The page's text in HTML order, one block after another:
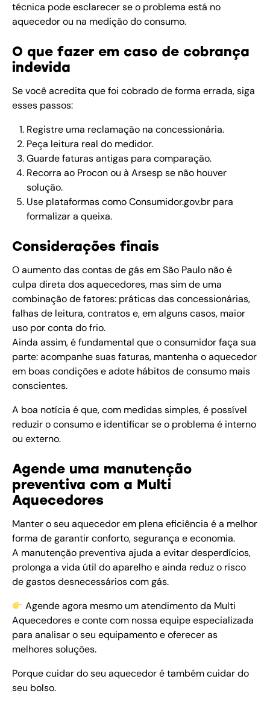
técnica pode esclarecer se o problema está no
aquecedor ou na medição do consumo.
O que fazer em caso de cobrança
indevida
Se você acredita que foi cobrado de forma errada, siga
esses passos:
Registre uma reclamação na concessionária.
Peça leitura real do medidor.
Guarde faturas antigas para comparação.
Recorra ao Procon ou à Arsesp se não houver
solução.
Use plataformas como Consumidor.gov.br para
formalizar a queixa.
Considerações finais
O aumento das contas de gás em São Paulo não é
culpa direta dos aquecedores, mas sim de uma
combinação de fatores: práticas das concessionárias,
falhas de leitura, contratos e, em alguns casos, maior
uso por conta do frio.
Ainda assim, é fundamental que o consumidor faça sua
parte: acompanhe suas faturas, mantenha o aquecedor
em boas condições e adote hábitos de consumo mais
conscientes.
A boa notícia é que, com medidas simples, é possível
reduzir o consumo e identificar se o problema é interno
ou externo.
Agende uma manutenção
preventiva com a Multi
Aquecedores
Manter o seu aquecedor em plena eficiência é a melhor
forma de garantir conforto, segurança e economia.
A manutenção preventiva ajuda a evitar desperdícios,
prolonga a vida útil do aparelho e ainda reduz o risco
de gastos desnecessários com gás.
Agende agora mesmo um atendimento da Multi
Aquecedores e conte com nossa equipe especializada
para analisar o seu equipamento e oferecer as
melhores soluções.
Porque cuidar do seu aquecedor é também cuidar do
seu bolso.